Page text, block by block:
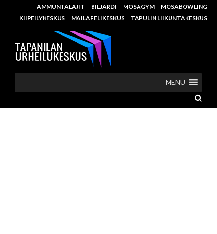
AMMUNTALAJIT BILJARDI MOSAGYM
MOSABOWLING
KIIPEILYKESKUS
MAILAPELIKESKUS TAPULIN LIIKUNTAKESKUS
MENU